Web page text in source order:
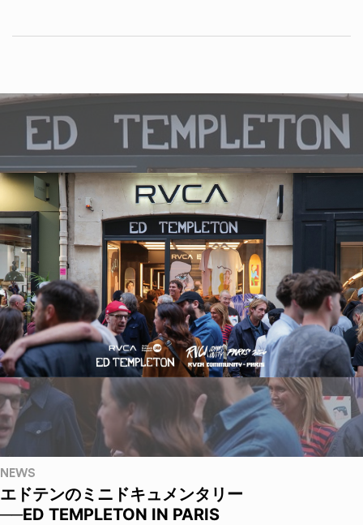
NEWS
エドテンのミニドキュメンタリー
──ED TEMPLETON IN PARIS